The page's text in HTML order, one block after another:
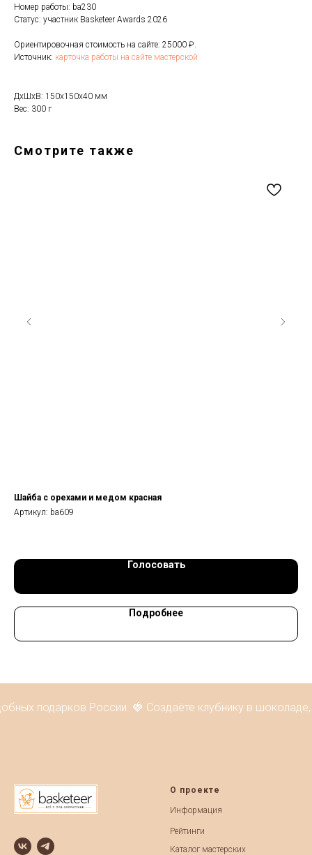
Номер работы: ba230
Статус: участник Basketeer Awards 2026
Ориентировочная стоимость на сайте: 25000 ₽.
Источник: карточка работы на сайте мастерской
ДxШxВ: 150x150x40 мм
Вес: 300 г
Смотрите также
Шайба с орехами и медом красная
Артикул: ba609
Голосовать
Подробнее
подарков России. 🍓 Создаёте клубнику в
О проекте
Информация
Рейтинги
Каталог мастерских